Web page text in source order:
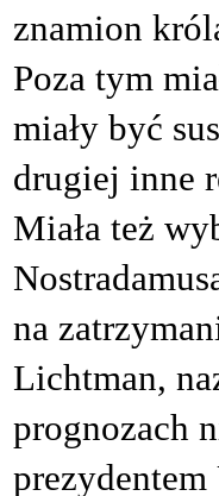
znamion
Poza tym
miały być
drugiej inne
Miała też
na
Lichtman,
prognozach